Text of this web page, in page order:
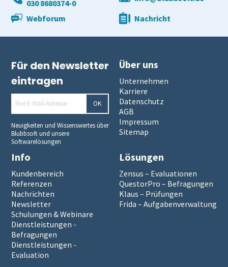
030 8680374-0
Webforum
Nachricht
Für den Newsletter
eintragen
OK
Neuigkeiten und Wissenswertes über
Blubbsoft und unsere
Softwarelösungen
Über uns
Unternehmen
Karriere
Datenschutz
AGB
Impressum
Sitemap
Info
Kundenbereich
Referenzen
Nachrichten
Newsletter
Schulungen & Webinare
Dienstleistungen -
Befragungen
Dienstleistungen -
Evaluation
Lösungen
Zensus – Evaluationen
QuestorPro – Befragungen
Klaus – Prüfungen
Frida – Aufgabenverwaltung